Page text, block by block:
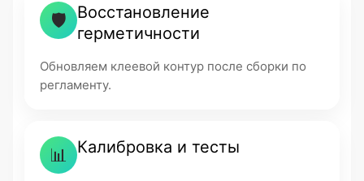
🛡
Восстановление
герметичности
Обновляем клеевой контур после сборки по
регламенту.
📊 Калибровка и тесты